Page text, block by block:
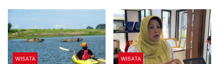
WISATA WISATA